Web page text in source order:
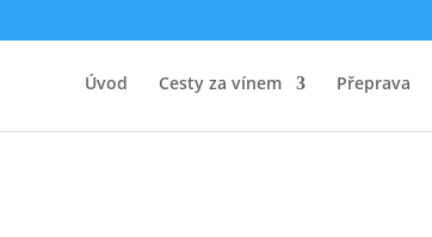
Úvod Cesty za vínem Přeprava